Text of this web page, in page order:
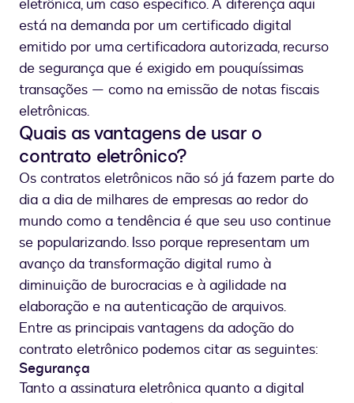
eletrônica, um caso específico. A diferença aqui
está na demanda por um certificado digital
emitido por uma certificadora autorizada, recurso
de segurança que é exigido em pouquíssimas
transações — como na emissão de notas fiscais
eletrônicas.
Quais as vantagens de usar o
contrato eletrônico?
Os contratos eletrônicos não só já fazem parte do
dia a dia de milhares de empresas ao redor do
mundo como a tendência é que seu uso continue
se popularizando. Isso porque representam um
avanço da transformação digital rumo à
diminuição de burocracias e à agilidade na
elaboração e na autenticação de arquivos.
Entre as principais vantagens da adoção do
contrato eletrônico podemos citar as seguintes:
Segurança
Tanto a assinatura eletrônica quanto a digital